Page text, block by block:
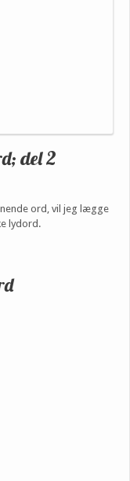
del 2
ord, vil jeg lægge
lydord.